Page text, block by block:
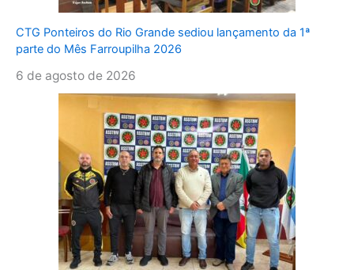
CTG Ponteiros do Rio Grande sediou lançamento da 1ª
parte do Mês Farroupilha 2026
6 de agosto de 2026